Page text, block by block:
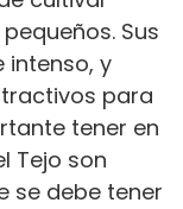
Sus
intenso, y
para
tener en
Tejo son
se debe tener